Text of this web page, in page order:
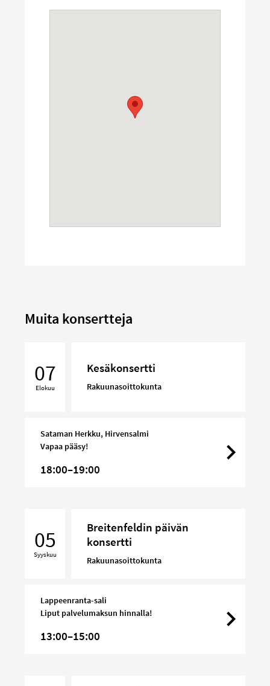
Muita konsertteja
07
Elokuu
Kesäkonsertti
Rakuunasoittokunta
Sataman Herkku, Hirvensalmi
Vapaa pääsy!
18:00–19:00
konsertti
05
Syyskuu
Breitenfeldin päivän
konsertti
Rakuunasoittokunta
Lappeenranta-sali
Liput palvelumaksun hinnalla!
13:00–15:00